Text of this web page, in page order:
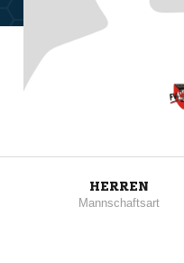
HERREN
Mannschaftsart